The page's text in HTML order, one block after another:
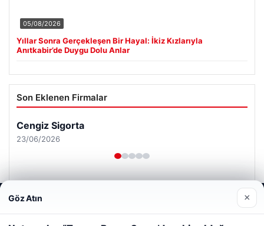
05/08/2026
Yıllar Sonra Gerçekleşen Bir Hayal: İkiz Kızlarıyla
Anıtkabir’de Duygu Dolu Anlar
Son Eklenen Firmalar
Cengiz Sigorta
23/06/2026
Web sitemizi nasıl kullandığınızı daha iyi anlayabilmek,
deneyiminizi kişiselleştirmek ve geliştirmek amacıyla çerezler
kullanıyoruz.
Çerez Politikamız
Göz Atın ×